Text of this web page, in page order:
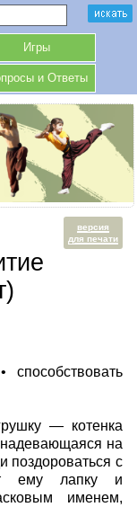
Игры
и Ответы
версия
для печати
способствовать
— котенка
надевающаяся на
поздороваться с
ему лапку и
именем,